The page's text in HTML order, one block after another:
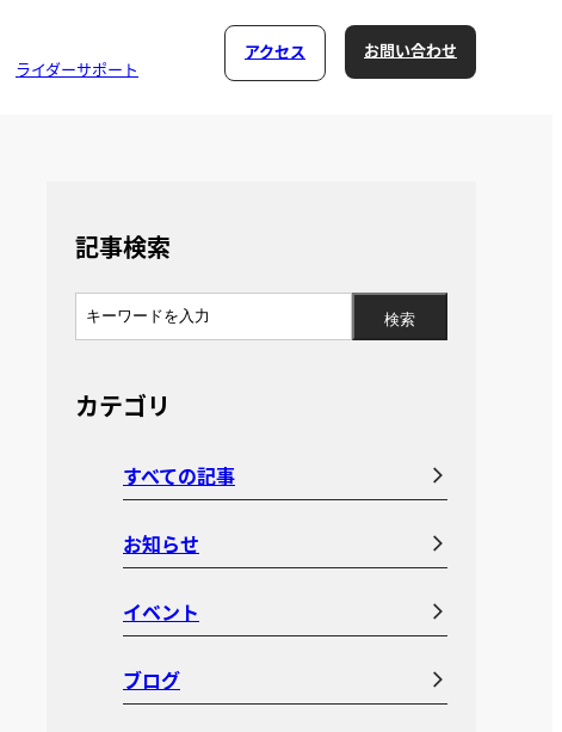
ライダーサポート
アクセス お問い合わせ
記事検索
カテゴリ
すべての記事
お知らせ
イベント
ブログ